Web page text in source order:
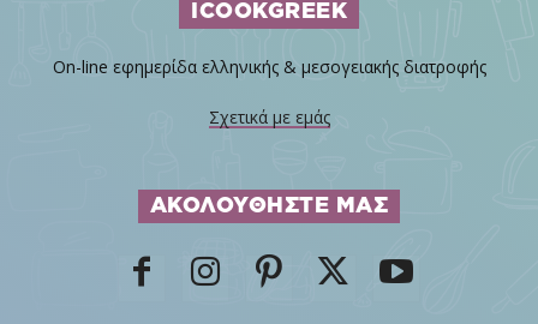
ICOOKGREEK
On-line εφημερίδα ελληνικής & μεσογειακής διατροφής
Σχετικά με εμάς
ΑΚΟΛΟΥΘΗΣΤΕ ΜΑΣ